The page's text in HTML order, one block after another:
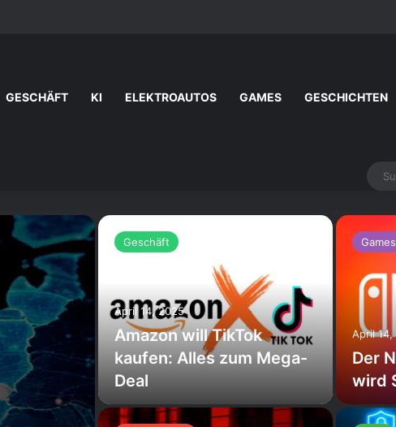
GESCHÄFT KI ELEKTROAUTOS GAMES GESCHICHTEN
Geschäft
April 14, 2025
Amazon will TikTok
kaufen: Alles zum Mega-
Deal
Games
April 14,
Der
wird